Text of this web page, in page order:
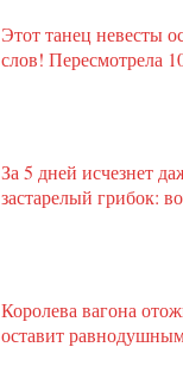
Этот танец невесты
слов! Пересмотрела
За 5 дней исчезнет
застарелый грибок:
Королева вагона
оставит